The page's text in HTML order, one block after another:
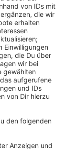
und
von 9 bis 18
natürlich
- genutzt